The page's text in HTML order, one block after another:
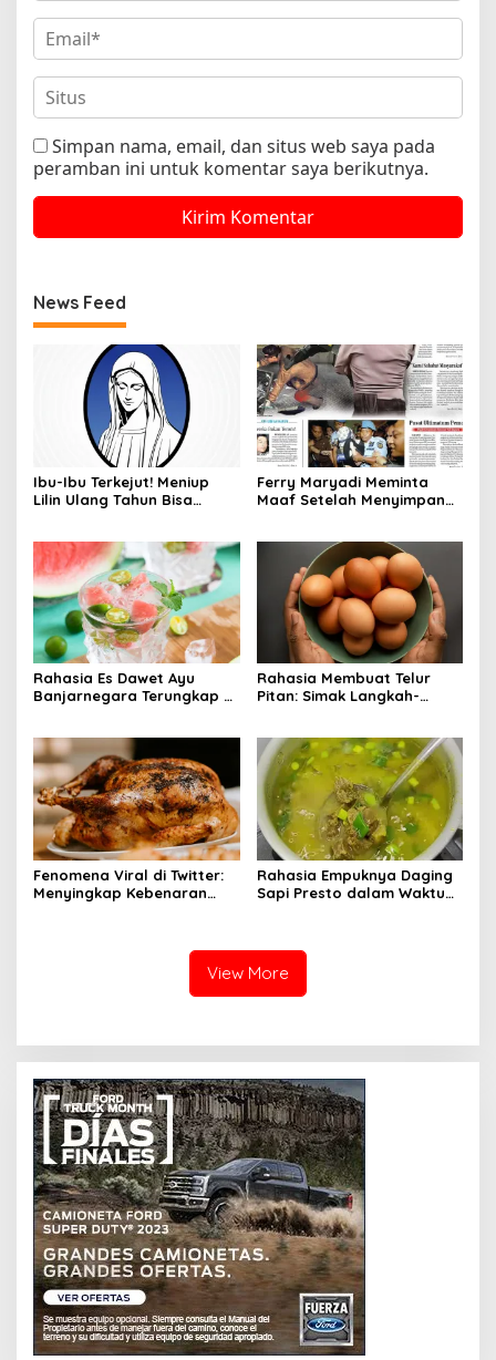
Simpan nama, email, dan situs web saya pada
peramban ini untuk komentar saya berikutnya.
News Feed
Ibu-Ibu Terkejut! Meniup
Lilin Ulang Tahun Bisa
Ferry Maryadi Meminta
Maaf Setelah Menyimpan
Rahasia Es Dawet Ayu
Banjarnegara Terungkap di
Rahasia Membuat Telur
Pitan: Simak Langkah-
Fenomena Viral di Twitter:
Menyingkap Kebenaran
Rahasia Empuknya Daging
Sapi Presto dalam Waktu
View More